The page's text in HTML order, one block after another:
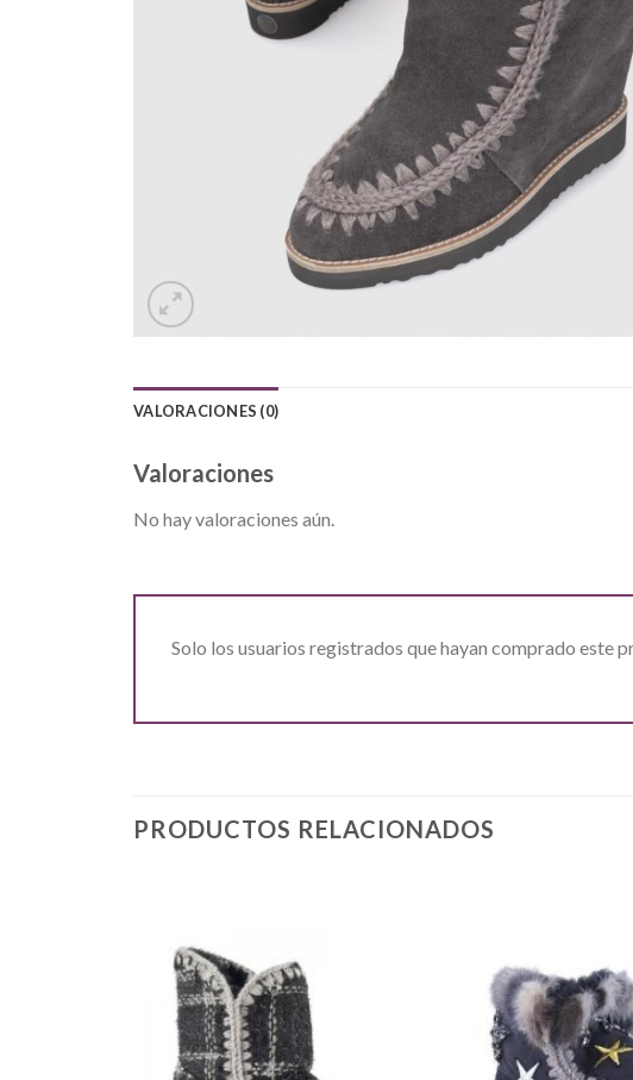
VALORACIONES (0)
Valoraciones
No hay valoraciones aún.
Solo los usuarios registrados que hayan comprado este
PRODUCTOS RELACIONADOS